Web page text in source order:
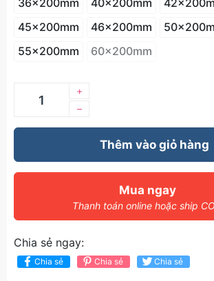
36x200mm
40x200mm
45x200mm
46x200mm
55x200mm
60x200mm
–
+
Thêm vào giỏ hàng
Mua ngay
Thanh toán online hoặc ship
Chia sẻ ngay:
Chia sẻ Chia sẻ Chia sẻ